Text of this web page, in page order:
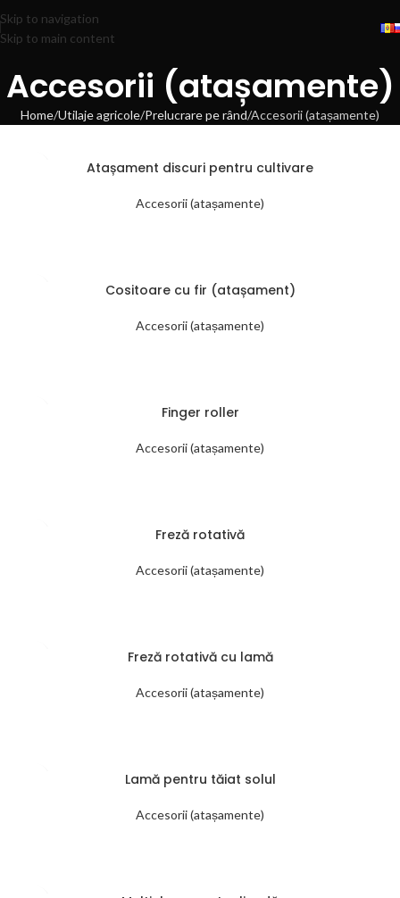
Skip to navigation
Skip to main content
Accesorii (atașamente)
Home Utilaje agricole Prelucrare pe rând Accesorii (atașamente)
Atașament discuri pentru cultivare
Accesorii (atașamente)
Cositoare cu fir (atașament)
Accesorii (atașamente)
Finger roller
Accesorii (atașamente)
Freză rotativă
Accesorii (atașamente)
Freză rotativă cu lamă
Accesorii (atașamente)
Lamă pentru tăiat solul
Accesorii (atașamente)